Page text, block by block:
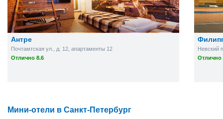
Антре
Почтамтская ул., д. 12, апартаменты 12
Отлично 8.6
Невский
Отлично
Мини-отели в Санкт-Петербург